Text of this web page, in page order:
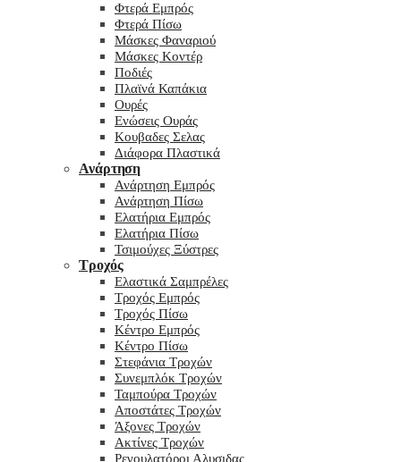
Φτερά Εμπρός
Φτερά Πίσω
Μάσκες Φαναριού
Μάσκες Κοντέρ
Ποδιές
Πλαϊνά Καπάκια
Ουρές
Ενώσεις Ουράς
Κουβαδες Σελας
Διάφορα Πλαστικά
Ανάρτηση
Ανάρτηση Εμπρός
Ανάρτηση Πίσω
Ελατήρια Εμπρός
Ελατήρια Πίσω
Τσιμούχες Ξύστρες
Τροχός
Ελαστικά Σαμπρέλες
Τροχός Εμπρός
Τροχός Πίσω
Κέντρο Εμπρός
Κέντρο Πίσω
Στεφάνια Τροχών
Συνεμπλόκ Τροχών
Ταμπούρα Τροχών
Αποστάτες Τροχών
Άξονες Τροχών
Ακτίνες Τροχών
Ρεγουλατόροι Αλυσιδας